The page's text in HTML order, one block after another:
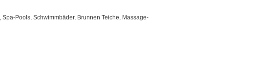
Pools, Schwimmbäder, Brunnen Teiche, Massage-